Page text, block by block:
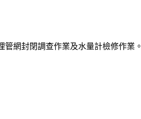
網封閉調查作業及水量計檢修作業。